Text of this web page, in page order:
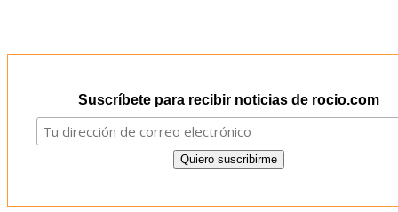
Suscríbete para recibir noticias de rocio.com